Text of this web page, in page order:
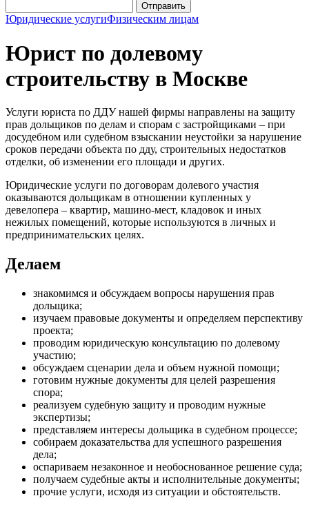
Отправить
Юридические услугиФизическим лицам
Юрист по долевому
строительству в Москве
Услуги юриста по ДДУ нашей фирмы направлены на защиту
прав дольщиков по делам и спорам с застройщиками – при
досудебном или судебном взыскании неустойки за нарушение
сроков передачи объекта по дду, строительных недостатков
отделки, об изменении его площади и других.
Юридические услуги по договорам долевого участия
оказываются дольщикам в отношении купленных у
девелопера – квартир, машино-мест, кладовок и иных
нежилых помещений, которые используются в личных и
предпринимательских целях.
Делаем
знакомимся и обсуждаем вопросы нарушения прав
дольщика;
изучаем правовые документы и определяем перспективу
проекта;
проводим юридическую консультацию по долевому
участию;
обсуждаем сценарии дела и объем нужной помощи;
готовим нужные документы для целей разрешения
спора;
реализуем судебную защиту и проводим нужные
экспертизы;
представляем интересы дольщика в судебном процессе;
собираем доказательства для успешного разрешения
дела;
оспариваем незаконное и необоснованное решение суда;
получаем судебные акты и исполнительные документы;
прочие услуги, исходя из ситуации и обстоятельств.